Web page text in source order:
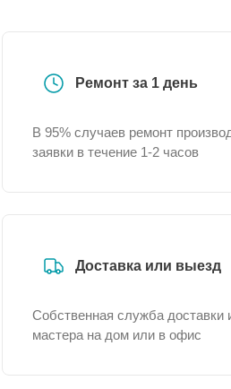
Ремонт за 1 день
В 95% случаев ремонт
заявки в течение 1-2 часов
Доставка или выезд
Собственная служба доставки
мастера на дом или в офис